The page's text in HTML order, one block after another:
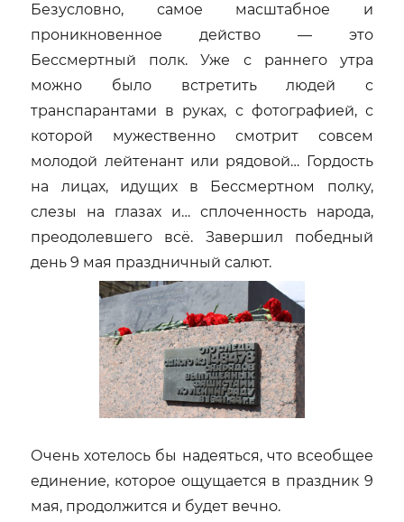
Безусловно, самое масштабное и
проникновенное действо — это
Бессмертный полк. Уже с раннего утра
можно было встретить людей с
транспарантами в руках, с фотографией, с
которой мужественно смотрит совсем
молодой лейтенант или рядовой… Гордость
на лицах, идущих в Бессмертном полку,
слезы на глазах и… сплоченность народа,
преодолевшего всё. Завершил победный
день 9 мая праздничный салют.
Очень хотелось бы надеяться, что всеобщее
единение, которое ощущается в праздник 9
мая, продолжится и будет вечно.